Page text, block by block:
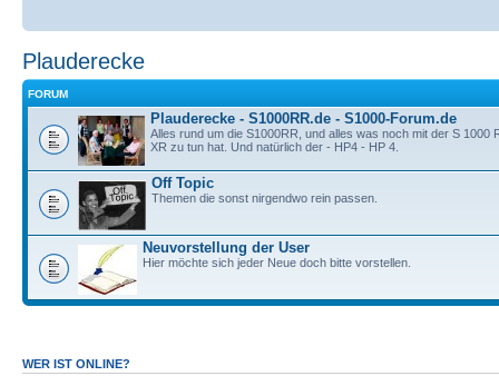
Plauderecke
FORUM
Plauderecke - S1000RR.de - S1000-Forum.de
Alles rund um die S1000RR, und alles was noch mit der S 1000
XR zu tun hat. Und natürlich der - HP4 - HP 4.
Off Topic
Themen die sonst nirgendwo rein passen.
Neuvorstellung der User
Hier möchte sich jeder Neue doch bitte vorstellen.
WER IST ONLINE?